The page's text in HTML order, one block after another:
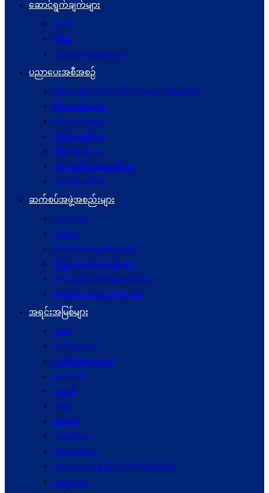
ဆောင်ရွက်ချက်များ
ဓာတ်ပုံ
ဗွီဒီယို
ပညာပေးဆွေးနွေးမှုများ
ပညာပေးအစီအစဉ်
ဒီမိုကရေစီနှင့်ဖက်ဒရယ်တည်ဆောက်ရေးဆိုင်ရာ
ဒီမိုကရေစီရေးရာ
ဖက်ဒရယ်ရေးရာ
လုံခြုံရေးဆိုင်ရာ
ဖွံဖြိုးရေးဆိုင်ရာ
ပဋိပက္ခ‌ဖြေရှင်းရေးဆိုင်ရာ
ယုံကြည်မှုဆိုင်ရာ
ဆက်စပ်အဖွဲ့အစည်းများ
ကုလသမဂ္ဂ
ASEAN
နိုင်ငံတကာအဖွဲ့အစည်းများ
ပြည်တွင်းအဖွဲ့အစည်းများ
စေတနာ့ဝန်ထမ်းအဖွဲ့အစည်းများ
ဆက်စပ် Website URLs များ
အရင်းအမြစ်များ
ဥပဒေ
အသိပညာပေး
ဆက်စပ်စာအုပ်များ
ဆောင်းပါး
ဝတ္ထုတို
ကဗျာ
ကာတွန်း
အစီရင်ခံစာ
E-Newsletters
သုတေသနနှင့်ဖွံ့ဖြိုးတိုးတက်ရေးဆိုင်ရာ
Acronyms